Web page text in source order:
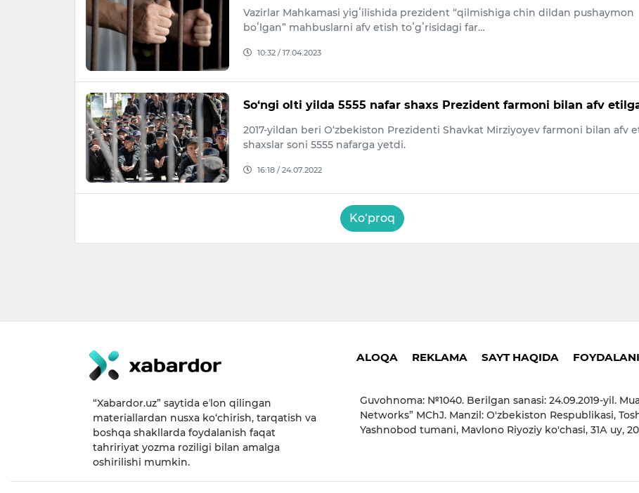
Vazirlar Mahkamasi yigʻilishida prezident “qilmishiga chin dildan pushaymon
boʻlgan” mahbuslarni afv etish toʻgʻrisidagi far…
10:32 / 17.04.2023
So‘ngi olti yilda 5555 nafar shaxs Prezident farmoni bilan afv
2017-yildan beri O‘zbekiston Prezidenti Shavkat Mirziyoyev farmoni bilan afv
shaxslar soni 5555 nafarga yetdi.
16:18 / 24.07.2022
Ko‘proq
“Xabardor.uz” saytida eʼlon qilingan
materiallardan nusxa ko‘chirish, tarqatish va
boshqa shakllarda foydalanish faqat
tahririyat yozma roziligi bilan amalga
oshirilishi mumkin.
ALOQA REKLAMA SAYT HAQIDA
Guvohnoma: №1040. Berilgan sanasi: 24.09.2019-yil.
Networks” MChJ. Manzil: O'zbekiston Respublikasi,
Yashnobod tumani, Mavlono Riyoziy ko'chasi, 31А uy,